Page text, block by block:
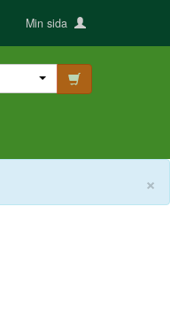
Min sida
×